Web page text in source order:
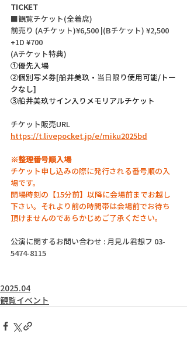
TICKET
■観覧チケット(全着席)
前売り (Aチケット)¥6,500 |(Bチケット) ¥2,500
+1D ¥700
(Aチケット特典)
①優先入場
②個別写メ券[船井美玖・当日限り使用可能/トー
クなし]
③船井美玖サイン入りメモリアルチケット
チケット販売URL
https://t.livepocket.jp/e/miku2025bd
※整理番号順入場
チケット申し込みの際に発行される番号順の入
場です。
開場時刻の【15分前】以降に会場前までお越し
下さい。それより前の時間帯は会場前でお待ち
頂けませんのであらかじめご了承ください。
公演に関するお問い合わせ : 月見ル君想フ 03-
5474-8115
2025.04
観覧イベント